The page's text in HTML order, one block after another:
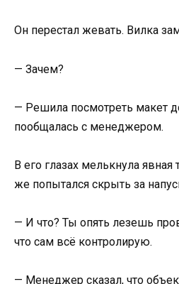
Он перестал жевать. Вилка
— Зачем?
— Решила посмотреть макет
пообщалась с менеджером.
В его глазах мелькнула явная
же попытался скрыть за
— И что? Ты опять лезешь
что сам всё контролирую.
— Менеджер сказал, что